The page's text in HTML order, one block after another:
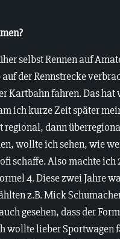
selbst Rennen auf
der Rennstrecke
Kartbahn fahren. Das
ich kurze Zeit später
regional, dann
wollte ich sehen, wie
schaffe. Also machte ich
4. Diese zwei Jahre
z.B. Mick
gesehen, dass der
wollte lieber Sportwagen